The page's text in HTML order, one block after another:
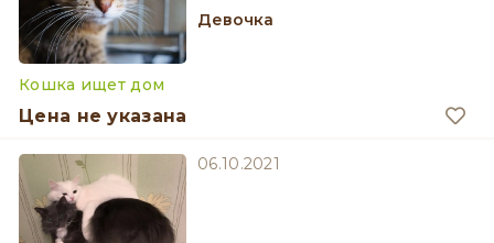
девочка
Кошка ищет дом
Цена не указана
06.10.2021